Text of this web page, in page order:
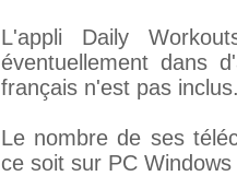
L'appli Daily
éventuellement dans
français n'est pas
Le nombre de ses
ce soit sur PC